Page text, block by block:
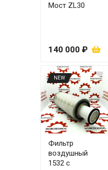
Мост ZL30
140 000 ₽
NEW
Фильтр
воздушный
1532 с